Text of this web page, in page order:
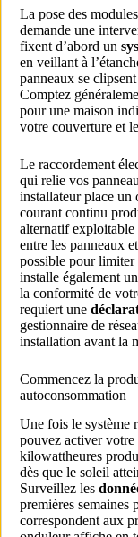
La pose des
demande une
fixent d’abord un
en veillant à
panneaux se
Comptez
pour une maison
votre couverture et
Le raccordement
qui relie vos
installateur place un
courant continu
alternatif exploitable
entre les panneaux
possible pour limiter
installe également
la conformité de
requiert une
gestionnaire de
installation avant la
Commencez la
autoconsommation
Une fois le système
pouvez activer
kilowattheures
dès que le soleil
Surveillez les
premières semaines
correspondent aux